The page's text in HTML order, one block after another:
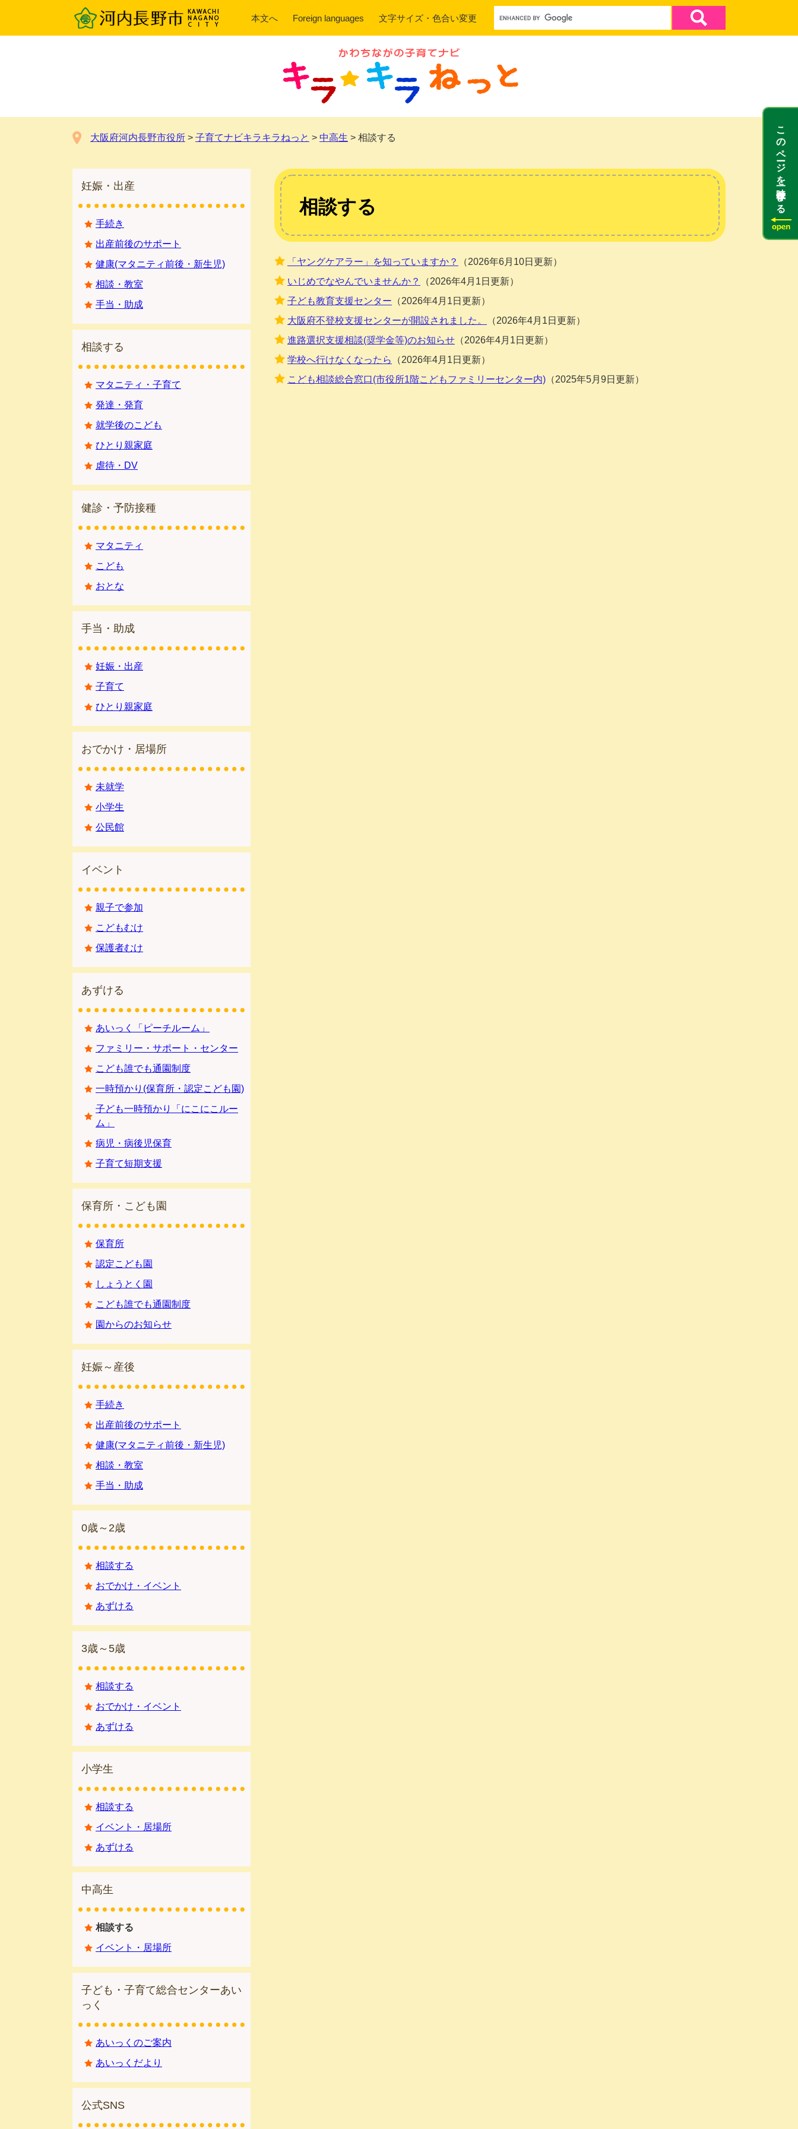
ジ
ュ
本文へ Foreign languages 文字サイズ・色合い変更
カ
ス
タ
索
大阪府河内長野市役所 > 子育てナビキラキラねっと > 中高生 > 相談する
本
文
相談する
「ヤングケアラー」を知っていますか？
2026年6月10日更新
いじめでなやんでいませんか？
2026年4月1日更新
子ども教育支援センター
2026年4月1日更新
大阪府不登校支援センターが開設されました。
2026年4月1日更新
進路選択支援相談(奨学金等)のお知らせ
2026年4月1日更新
学校へ行けなくなったら
2026年4月1日更新
こども相談総合窓口(市役所1階こどもファミリーセンター内)
2025年5月9日更新
妊娠・出産
手続き
出産前後のサポート
健康(マタニティ前後・新生児)
相談・教室
手当・助成
相談する
マタニティ・子育て
発達・発育
就学後のこども
ひとり親家庭
虐待・DV
健診・予防接種
マタニティ
こども
おとな
手当・助成
妊娠・出産
子育て
ひとり親家庭
おでかけ・居場所
未就学
小学生
公民館
イベント
親子で参加
こどもむけ
保護者むけ
あずける
あいっく「ピーチルーム」
ファミリー・サポート・センター
こども誰でも通園制度
一時預かり(保育所・認定こども園)
子ども一時預かり「にこにこルー
ム」
病児・病後児保育
子育て短期支援
保育所・こども園
保育所
認定こども園
しょうとく園
こども誰でも通園制度
園からのお知らせ
妊娠～産後
手続き
出産前後のサポート
健康(マタニティ前後・新生児)
相談・教室
手当・助成
0歳～2歳
相談する
おでかけ・イベント
あずける
3歳～5歳
相談する
おでかけ・イベント
あずける
小学生
相談する
イベント・居場所
あずける
中高生
相談する
イベント・居場所
子ども・子育て総合センターあい
っく
あいっくのご案内
あいっくだより
公式SNS
このページを一時保存する